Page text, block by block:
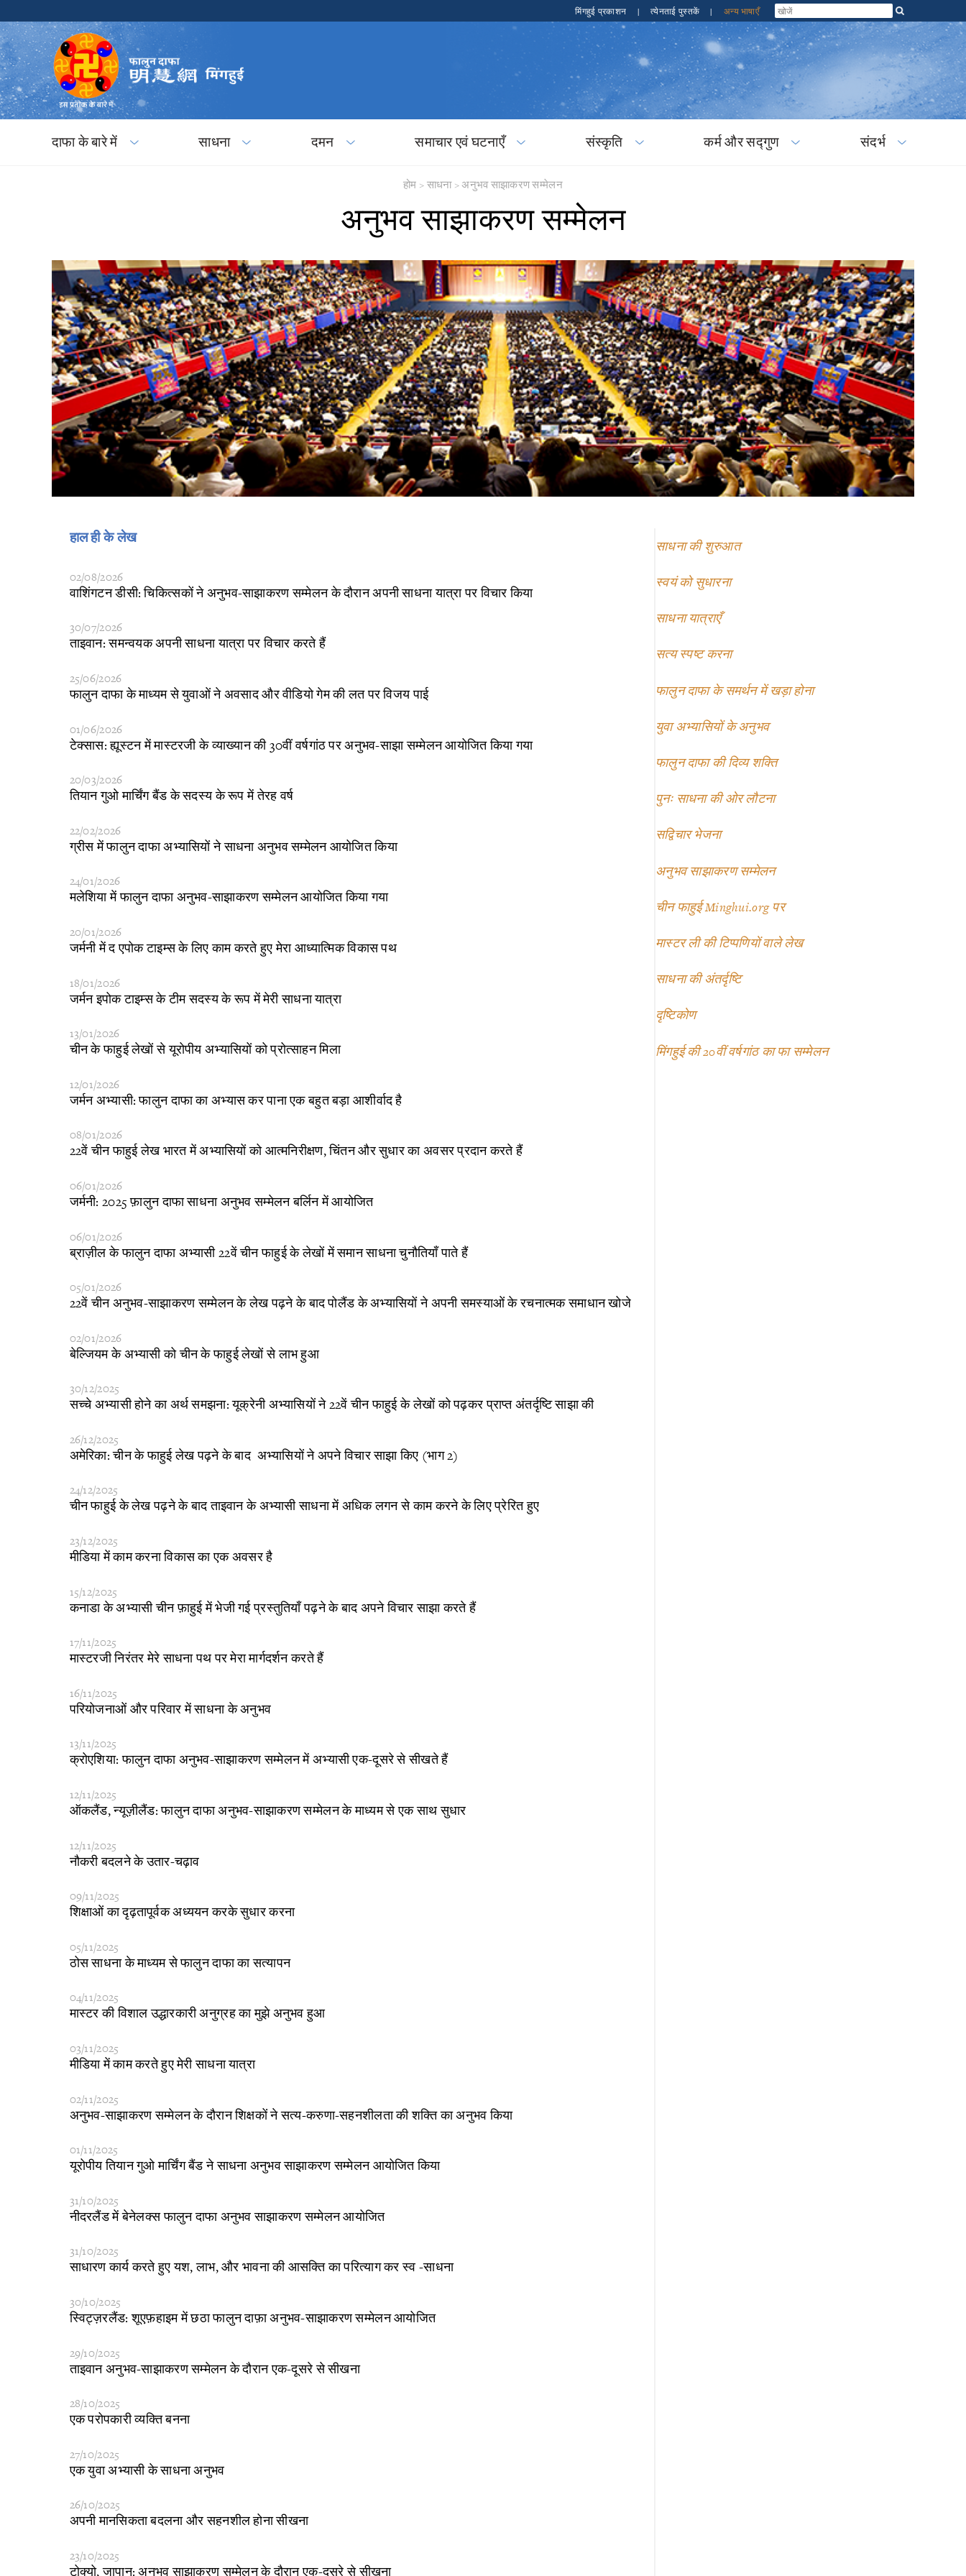
मिंगहुई प्रकाशन | त्येनताई पुस्तकें | अन्य भाषाएँ
दाफा के बारे में साधना दमन समाचार एवं घटनाएँ संस्कृति कर्म और सद्गुण संदर्भ
होम > साधना>अनुभव साझाकरण सम्मेलन
अनुभव साझाकरण सम्मेलन
साधना की शुरुआत
स्वयं को सुधारना
साधना यात्राएँ
सत्य स्पष्ट करना
फालुन दाफा के समर्थन में खड़ा होना
युवा अभ्यासियों के अनुभव
फालुन दाफा की दिव्य शक्ति
पुनः साधना की ओर लौटना
सद्विचार भेजना
अनुभव साझाकरण सम्मेलन
चीन फाहुई Minghui.org पर
मास्टर ली की टिप्पणियों वाले लेख
साधना की अंतर्दृष्टि
दृष्टिकोण
मिंगहुई की 20वीं वर्षगांठ का फा सम्मेलन
हाल ही के लेख
02/08/2026
​वाशिंगटन डीसी: चिकित्सकों ने अनुभव-साझाकरण सम्मेलन के दौरान अपनी साधना यात्रा पर विचार किया
30/07/2026
ताइवान: समन्वयक अपनी साधना यात्रा पर विचार करते हैं
25/06/2026
फालुन दाफा के माध्यम से युवाओं ने अवसाद और वीडियो गेम की लत पर विजय पाई
01/06/2026
​टेक्सास: ह्यूस्टन में मास्टरजी के व्याख्यान की 30वीं वर्षगांठ पर अनुभव-साझा सम्मेलन आयोजित किया गया
20/03/2026
​तियान गुओ मार्चिंग बैंड के सदस्य के रूप में तेरह वर्ष
22/02/2026
​ग्रीस में फालुन दाफा अभ्यासियों ने साधना अनुभव सम्मेलन आयोजित किया
24/01/2026
​मलेशिया में फालुन दाफा अनुभव-साझाकरण सम्मेलन आयोजित किया गया
20/01/2026
​जर्मनी में द एपोक टाइम्स के लिए काम करते हुए मेरा आध्यात्मिक विकास पथ
18/01/2026
​जर्मन इपोक टाइम्स के टीम सदस्य के रूप में मेरी साधना यात्रा
13/01/2026
​चीन के फाहुई लेखों से यूरोपीय अभ्यासियों को प्रोत्साहन मिला
12/01/2026
​जर्मन अभ्यासी: फालुन दाफा का अभ्यास कर पाना एक बहुत बड़ा आशीर्वाद है
08/01/2026
​22वें चीन फाहुई लेख भारत में अभ्यासियों को आत्मनिरीक्षण, चिंतन और सुधार का अवसर प्रदान करते हैं
06/01/2026
​जर्मनी: 2025 फ़ालुन दाफा साधना अनुभव सम्मेलन बर्लिन में आयोजित
06/01/2026
ब्राज़ील के फालुन दाफा अभ्यासी 22वें चीन फाहुई के लेखों में समान साधना चुनौतियाँ पाते हैं
05/01/2026
​22वें चीन अनुभव-साझाकरण सम्मेलन के लेख पढ़ने के बाद पोलैंड के अभ्यासियों ने अपनी समस्याओं के रचनात्मक समाधान खोजे
02/01/2026
​बेल्जियम के अभ्यासी को चीन के फाहुई लेखों से लाभ हुआ
30/12/2025
​सच्चे अभ्यासी होने का अर्थ समझना: यूक्रेनी अभ्यासियों ने 22वें चीन फाहुई के लेखों को पढ़कर प्राप्त अंतर्दृष्टि साझा की
26/12/2025
​अमेरिका: चीन के फाहुई लेख पढ़ने के बाद अभ्यासियों ने अपने विचार साझा किए (भाग 2)
24/12/2025
​चीन फाहुई के लेख पढ़ने के बाद ताइवान के अभ्यासी साधना में अधिक लगन से काम करने के लिए प्रेरित हुए
23/12/2025
​मीडिया में काम करना विकास का एक अवसर है
15/12/2025
​कनाडा के अभ्यासी चीन फ़ाहुई में भेजी गई प्रस्तुतियाँ पढ़ने के बाद अपने विचार साझा करते हैं
17/11/2025
​मास्टरजी निरंतर मेरे साधना पथ पर मेरा मार्गदर्शन करते हैं
16/11/2025
​परियोजनाओं और परिवार में साधना के अनुभव
13/11/2025
​क्रोएशिया: फालुन दाफा अनुभव-साझाकरण सम्मेलन में अभ्यासी एक-दूसरे से सीखते हैं
12/11/2025
​ऑकलैंड, न्यूज़ीलैंड: फालुन दाफा अनुभव-साझाकरण सम्मेलन के माध्यम से एक साथ सुधार
12/11/2025
​नौकरी बदलने के उतार-चढ़ाव
09/11/2025
​शिक्षाओं का दृढ़तापूर्वक अध्ययन करके सुधार करना
05/11/2025
​ठोस साधना के माध्यम से फालुन दाफा का सत्यापन
04/11/2025
मास्टर की विशाल उद्धारकारी अनुग्रह का मुझे अनुभव हुआ
03/11/2025
​मीडिया में काम करते हुए मेरी साधना यात्रा
02/11/2025
​अनुभव-साझाकरण सम्मेलन के दौरान शिक्षकों ने सत्य-करुणा-सहनशीलता की शक्ति का अनुभव किया
01/11/2025
​यूरोपीय तियान गुओ मार्चिंग बैंड ने साधना अनुभव साझाकरण सम्मेलन आयोजित किया
31/10/2025
​नीदरलैंड में बेनेलक्स फालुन दाफा अनुभव साझाकरण सम्मेलन आयोजित
31/10/2025
​साधारण कार्य करते हुए यश, लाभ, और भावना की आसक्ति का परित्याग कर स्व -साधना
30/10/2025
​स्विट्ज़रलैंड: शूएफ़हाइम में छठा फालुन दाफ़ा अनुभव-साझाकरण सम्मेलन आयोजित
29/10/2025
ताइवान अनुभव-साझाकरण सम्मेलन के दौरान एक-दूसरे से सीखना
28/10/2025
​एक परोपकारी व्यक्ति बनना
27/10/2025
​एक युवा अभ्यासी के साधना अनुभव
26/10/2025
​अपनी मानसिकता बदलना और सहनशील होना सीखना
23/10/2025
​टोक्यो, जापान: अनुभव साझाकरण सम्मेलन के दौरान एक-दूसरे से सीखना